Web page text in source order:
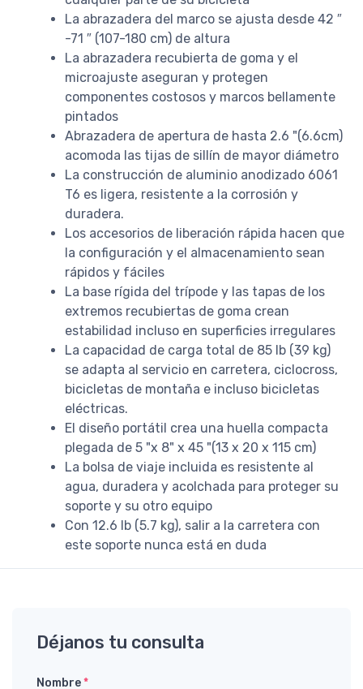
La abrazadera del marco se ajusta desde 42 ″
-71 ″ (107-180 cm) de altura
La abrazadera recubierta de goma y el
microajuste aseguran y protegen
componentes costosos y marcos bellamente
pintados
Abrazadera de apertura de hasta 2.6 "(6.6cm)
acomoda las tijas de sillín de mayor diámetro
La construcción de aluminio anodizado 6061
T6 es ligera, resistente a la corrosión y
duradera.
Los accesorios de liberación rápida hacen que
la configuración y el almacenamiento sean
rápidos y fáciles
La base rígida del trípode y las tapas de los
extremos recubiertas de goma crean
estabilidad incluso en superficies irregulares
La capacidad de carga total de 85 lb (39 kg)
se adapta al servicio en carretera, ciclocross,
bicicletas de montaña e incluso bicicletas
eléctricas.
El diseño portátil crea una huella compacta
plegada de 5 "x 8" x 45 "(13 x 20 x 115 cm)
La bolsa de viaje incluida es resistente al
agua, duradera y acolchada para proteger su
soporte y su otro equipo
Con 12.6 lb (5.7 kg), salir a la carretera con
este soporte nunca está en duda
Déjanos tu consulta
Nombre*